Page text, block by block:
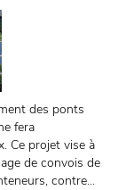
des ponts
fera
Ce projet vise à
de convois de
contre...